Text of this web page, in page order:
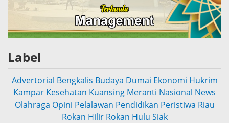
Label
Advertorial Bengkalis Budaya Dumai Ekonomi Hukrim
Kampar Kesehatan Kuansing Meranti Nasional News
Olahraga Opini Pelalawan Pendidikan Peristiwa Riau
Rokan Hilir Rokan Hulu Siak